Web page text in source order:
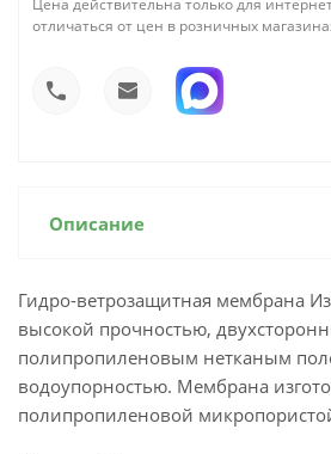
Цена действительна только для
отличаться от цен в розничных
Описание
Гидро-ветрозащитная мембрана
высокой прочностью,
полипропиленовым нетканым
водоупорностью. Мембрана
полипропиленовой